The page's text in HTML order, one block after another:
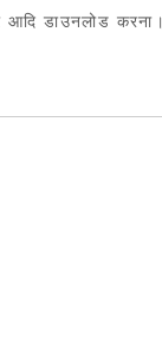
आदि डाउनलोड करना।